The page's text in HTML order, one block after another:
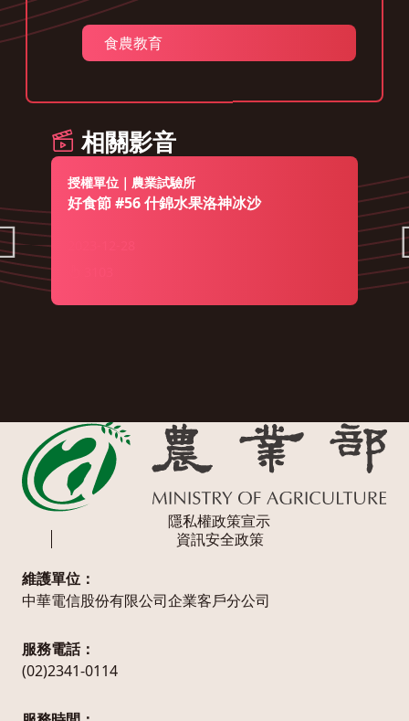
食農教育
相關影音
授權單位｜農業試驗所
好食節 #56 什錦水果洛神冰沙
隱私權政策宣示
資訊安全政策
維護單位：
中華電信股份有限公司企業客戶分公司
服務電話：
(02)2341-0114